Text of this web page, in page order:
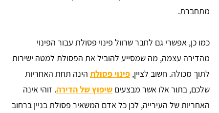
מתחברת.
כמו כן, אפשרי גם לחבר שרוול פינוי פסולת עבור הפינוי
מהדירה עצמה, מה שמסייע להוביל את הפסולת למטה ישירות
לתוך מכולה. חשוב לציין, פינוי פסולת הינה תחת האחריות
שלכם, בתור אלו אשר מבצעים שיפוץ של הדירה. זוהי אינה
האחריות של העירייה, לכן כל אדם המשאיר פסולת בניין ברחוב